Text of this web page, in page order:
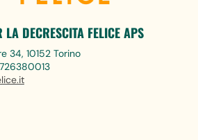
LA DECRESCITA FELICE APS
34, 10152 Torino